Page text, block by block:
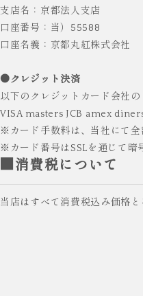
支店名：京都法人支店
口座番号：当）55588
口座名義：京都丸紅株式会社
●クレジット決済
以下のクレジットカード会社の
VISA masters JCB amex
※カード手数料は、当社にて全
※カード番号はSSLを通じて暗
■消費税について
当店はすべて消費税込み価格と